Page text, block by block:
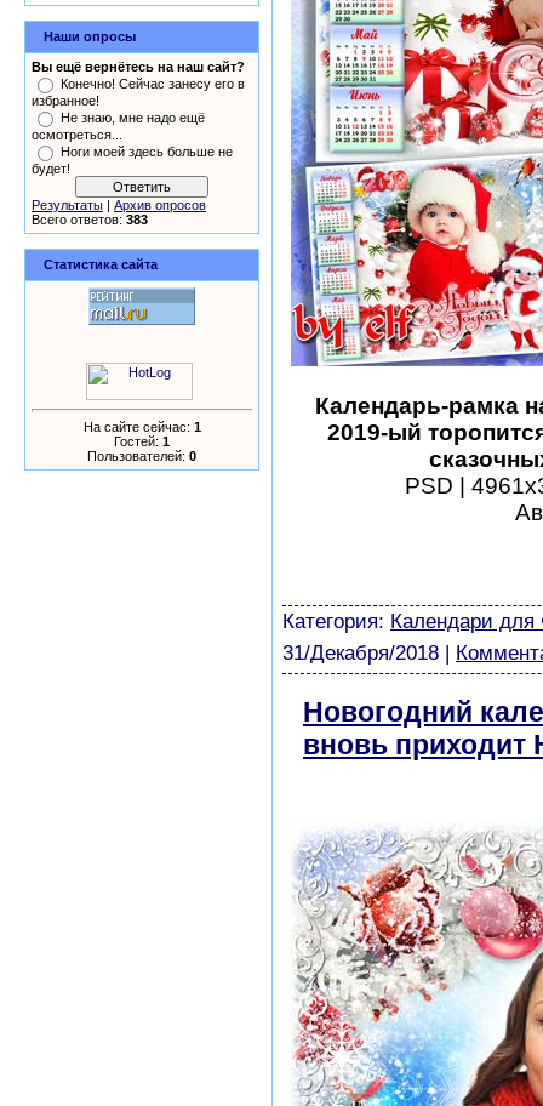
Наши опросы
Вы ещё вернётесь на наш сайт?
Конечно! Сейчас занесу его в
избранное!
Не знаю, мне надо ещё
осмотреться...
Ноги моей здесь больше не
будет!
Результаты | Архив опросов
Всего ответов: 383
Статистика сайта
На сайте сейчас: 1
Гостей: 1
Пользователей: 0
Календарь-рамка
2019-ый
PSD |
Категория: Календари
31/Декабря/2018
Новогодний
вновь приходит